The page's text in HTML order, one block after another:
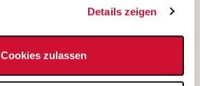
Details zeigen
Cookies zulassen